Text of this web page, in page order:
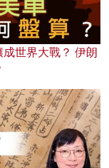
世界大戰？ 伊朗